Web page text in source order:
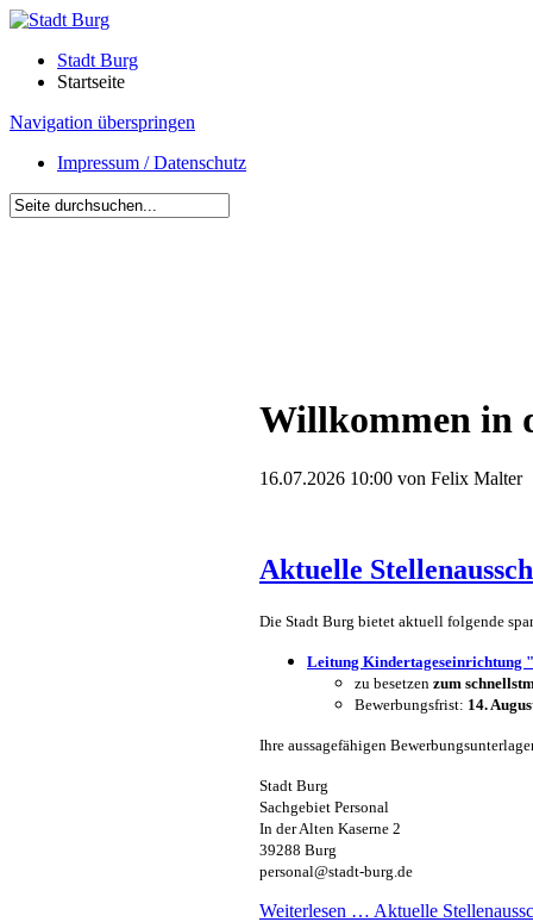
Stadt Burg
Startseite
Navigation überspringen
Impressum / Datenschutz
Willkommen in
16.07.2026 10:00 von Felix Malter
Aktuelle
Die Stadt Burg bietet aktuell folgende
Leitung Kindertageseinrichtung
zu besetzen zum
Bewerbungsfrist: 14.
Ihre aussagefähigen
Stadt Burg
Sachgebiet Personal
In der Alten Kaserne 2
39288 Burg
personal@stadt-burg.de
Weiterlesen … Aktuelle